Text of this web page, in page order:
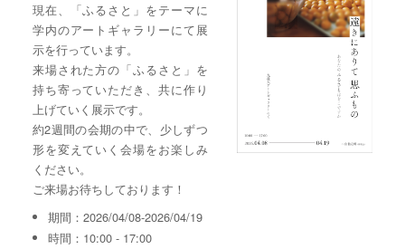
現在、「ふるさと」をテーマに
学内のアートギャラリーにて展
示を行っています。
来場された方の「ふるさと」を
持ち寄っていただき、共に作り
上げていく展示です。
約2週間の会期の中で、少しずつ
形を変えていく会場をお楽しみ
ください。
ご来場お待ちしております！
期間：2026/04/08-2026/04/19
時間：10:00 - 17:00